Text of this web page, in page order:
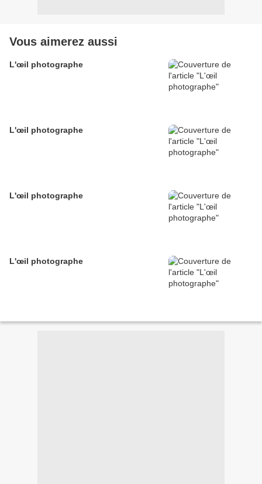
Vous aimerez aussi
L'œil photographe
L'œil photographe
L'œil photographe
L'œil photographe